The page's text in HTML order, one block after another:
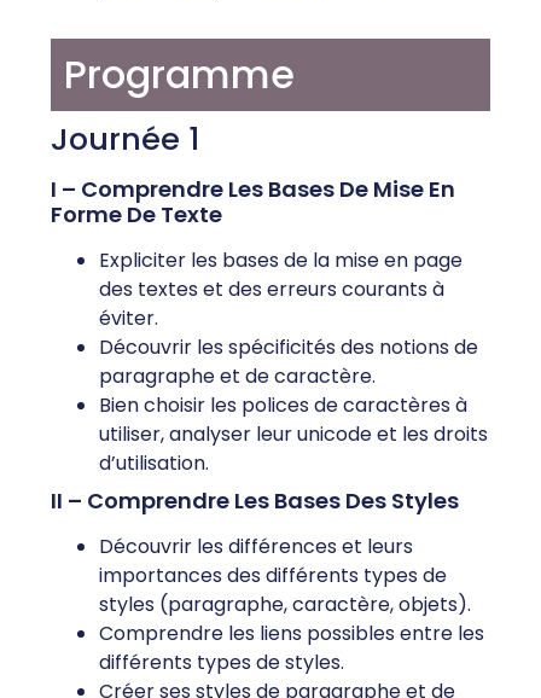
Programme
Journée 1
I – Comprendre Les Bases De Mise En
Forme De Texte
Expliciter les bases de la mise en page
des textes et des erreurs courants à
éviter.
Découvrir les spécificités des notions de
paragraphe et de caractère.
Bien choisir les polices de caractères à
utiliser, analyser leur unicode et les droits
d’utilisation.
II – Comprendre Les Bases Des Styles
Découvrir les différences et leurs
importances des différents types de
styles (paragraphe, caractère, objets).
Comprendre les liens possibles entre les
différents types de styles.
Créer ses styles de paragraphe et de